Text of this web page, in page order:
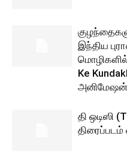
இந்திய
மொழிகளில்
Ke
தி ஒடிஸி
திரைப்படம்